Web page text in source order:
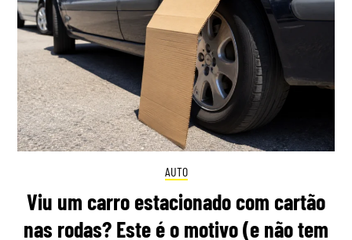
AUTO
Viu um carro estacionado com cartão
nas rodas? Este é o motivo (e não tem